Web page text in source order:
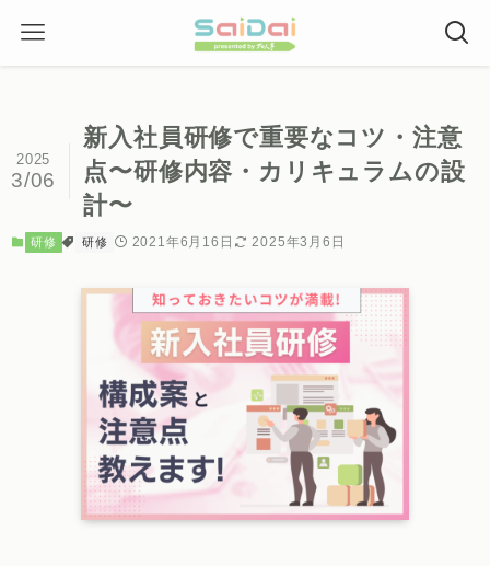
新入社員研修で重要なコツ・注意
点〜研修内容・カリキュラムの設
計〜
2025
3/06
研修 研修 2021年6月16日 2025年3月6日